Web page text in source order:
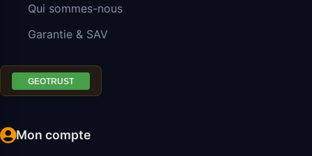
Qui sommes-nous
Garantie & SAV
Mon compte